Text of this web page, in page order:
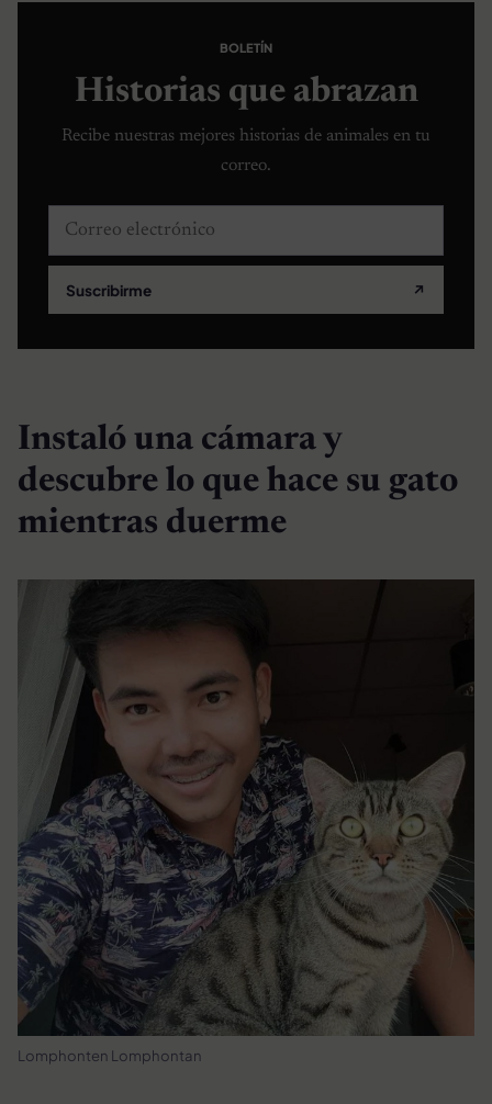
BOLETÍN
Historias que abrazan
Recibe nuestras mejores historias de animales en tu
correo.
Correo electrónico
Suscribirme ↗
Instaló una cámara y
descubre lo que hace su gato
mientras duerme
Lomphonten Lomphontan